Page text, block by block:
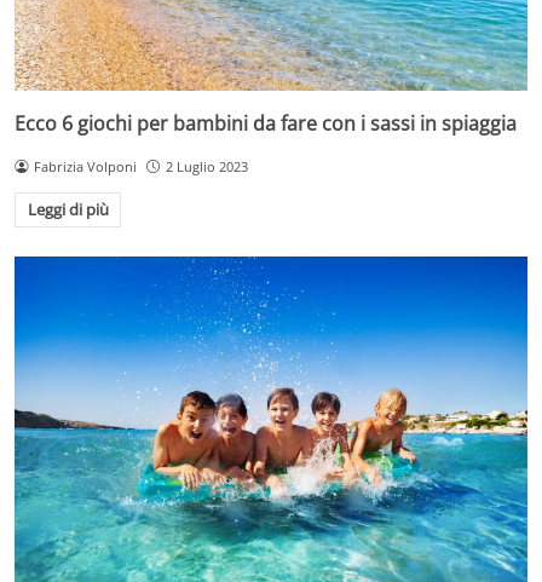
Ecco 6 giochi per bambini da fare con i sassi in spiaggia
Fabrizia Volponi 2 Luglio 2023
Leggi di più